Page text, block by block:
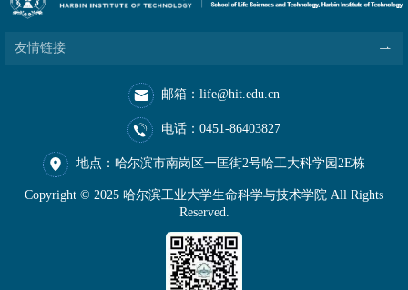
友情链接
邮箱：life@hit.edu.cn
电话：0451-86403827
地点：哈尔滨市南岗区一匡街2号哈工大科学园2E栋
Copyright © 2025 哈尔滨工业大学生命科学与技术学院 All Rights
Reserved.